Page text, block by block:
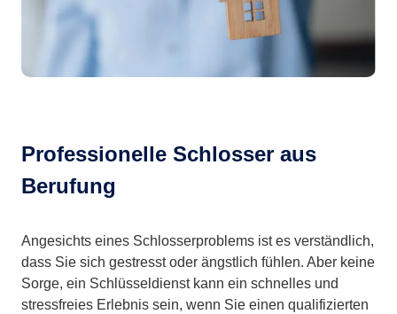
Professionelle Schlosser aus
Berufung
Angesichts eines Schlosserproblems ist es verständlich,
dass Sie sich gestresst oder ängstlich fühlen. Aber keine
Sorge, ein Schlüsseldienst kann ein schnelles und
stressfreies Erlebnis sein, wenn Sie einen qualifizierten